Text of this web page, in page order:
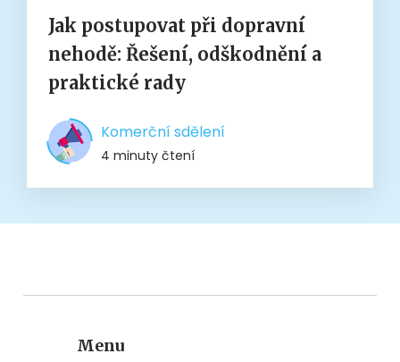
Jak postupovat při dopravní
nehodě: Řešení, odškodnění a
praktické rady
Komerční sdělení
4 minuty čtení
Menu